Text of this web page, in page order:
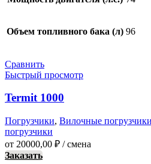
Объем топливного бака (л) 96
Сравнить
Быстрый просмотр
Termit 1000
Погрузчики, Вилочные погрузчики
погрузчики
от 20000,00 ₽ / смена
Заказать